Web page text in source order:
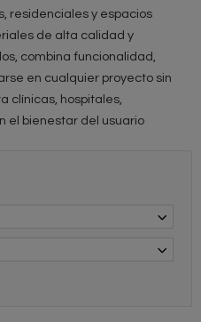
residenciales y espacios
de alta calidad y
combina funcionalidad,
en cualquier proyecto sin
clínicas, hospitales,
el bienestar del usuario